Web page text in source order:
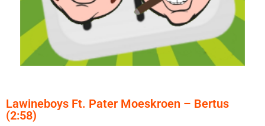
Lawineboys Ft. Pater Moeskroen – Bertus
(2:58)